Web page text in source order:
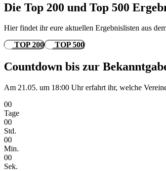
Die Top 200 und Top 500
Hier findet ihr eure aktuellen Ergebnislisten aus
TOP 200
TOP 500
Countdown bis zur
Am 21.05. um 18:00 Uhr erfahrt ihr, welche
00
Tage
00
Std.
00
Min.
00
Sek.